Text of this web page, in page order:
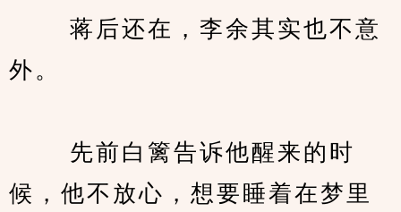
蒋后还在，李余其实也不意
外。
先前白篱告诉他醒来的时
候，他不放心，想要睡着在梦里